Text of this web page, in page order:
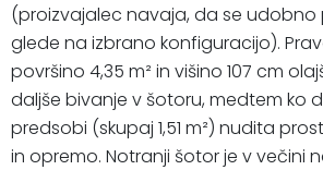
(proizvajalec navaja, da se udobno
glede na izbrano konfiguracijo).
površino 4,35 m² in višino 107 cm
daljše bivanje v šotoru, medtem ko
predsobi (skupaj 1,51 m²) nudita
in opremo. Notranji šotor je v večini